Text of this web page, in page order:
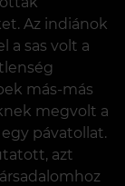
Az indiánok
a sas volt a
más-más
megvolt a
pávatollat.
azt